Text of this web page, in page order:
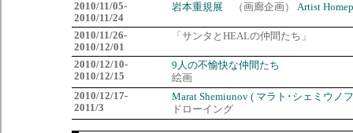
2010/11/05-
2010/11/24
岩本重規展 （画廊企画） Artist
2010/11/26-
2010/12/01
「サンタとHEALの仲間たち」
2010/12/10-
2010/12/15
9人の不愉快な仲間たち
絵画
2010/12/17-
2011/3
Marat Shemiunov ( マラト･シェミウノ
ドローイング